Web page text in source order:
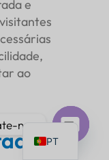
e
ao
PT
EN
DE
nos